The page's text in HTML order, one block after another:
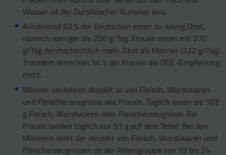
Wasser ist der Durstlöscher Nummer eins.
Annähernd 60 % der Deutschen essen zu wenig Obst,
nämlich weniger als 250 g/Tag. Frauen essen mit 270
g/Tag durchschnittlich mehr Obst als Männer (222 g/Tag).
Trotzdem erreichen 54 % der Frauen die DGE-Empfehlung
nicht.
Männer verzehren doppelt so viel Fleisch, Wurstwaren
und Fleischerzeugnisse wie Frauen. Täglich essen sie 103
g Fleisch, Wurstwaren oder Fleischerzeugnisse. Bei
Frauen landen täglich nur 53 g auf dem Teller. Bei den
Männern sinkt der Verzehr von Fleisch, Wurstwaren und
Fleischerzeugnissen ab der Altersgruppe von 19 bis 24